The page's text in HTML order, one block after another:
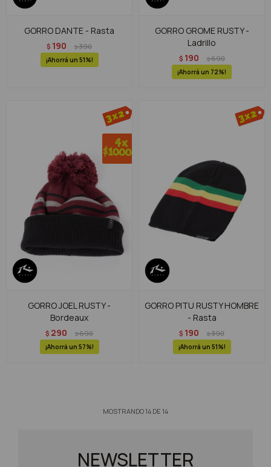
GORRO DANTE - Rasta
$ 190 $390
51
GORRO GROME RUSTY -
Ladrillo
$ 190 $690
72
GORRO JOEL RUSTY -
Bordeaux
$ 290 $690
57
GORRO PITU RUSTY HOMBRE
- Rasta
$ 190 $390
51
MOSTRANDO14 DE 14
NEWSLETTER